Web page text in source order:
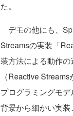
た。
デモの他にも、
Streamsの実装「
装方法による動作
（Reactive
プログラミングモ
背景から細かい実装